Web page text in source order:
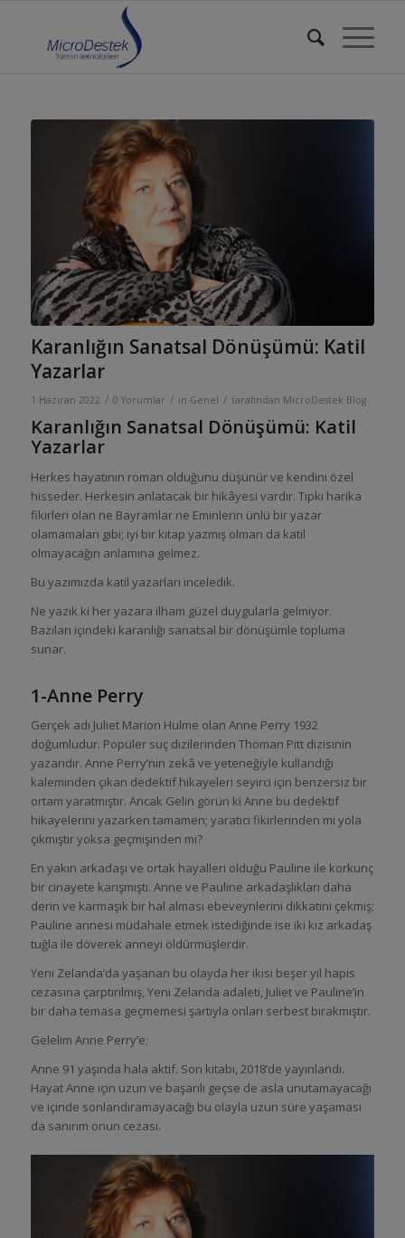
Karanlığın Sanatsal Dönüşümü: Katil
Yazarlar
1 Haziran 2022 / 0 Yorumlar / in Genel / tarafından MicroDestek Blog
Karanlığın Sanatsal Dönüşümü: Katil
Yazarlar
Herkes hayatının roman olduğunu düşünür ve kendini özel
hisseder. Herkesin anlatacak bir hikâyesi vardır. Tıpkı harika
fikirleri olan ne Bayramlar ne Eminlerin ünlü bir yazar
olamamaları gibi; iyi bir kitap yazmış olman da katil
olmayacağın anlamına gelmez.
Bu yazımızda katil yazarları inceledik.
Ne yazık ki her yazara ilham güzel duygularla gelmiyor.
Bazıları içindeki karanlığı sanatsal bir dönüşümle topluma
sunar.
1-Anne Perry
Gerçek adı Juliet Marion Hulme olan Anne Perry 1932
doğumludur. Popüler suç dizilerinden Thoman Pitt dizisinin
yazarıdır. Anne Perry’nin zekâ ve yeteneğiyle kullandığı
kaleminden çıkan dedektif hikayeleri seyirci için benzersiz bir
ortam yaratmıştır. Ancak Gelin görün ki Anne bu dedektif
hikayelerini yazarken tamamen; yaratıcı fikirlerinden mi yola
çıkmıştır yoksa geçmişinden mi?
En yakın arkadaşı ve ortak hayalleri olduğu Pauline ile korkunç
bir cinayete karışmıştı. Anne ve Pauline arkadaşlıkları daha
derin ve karmaşık bir hal alması ebeveynlerini dikkatini çekmiş;
Pauline annesi müdahale etmek istediğinde ise iki kız arkadaş
tuğla ile döverek anneyi öldürmüşlerdir.
Yeni Zelanda’da yaşanan bu olayda her ikisi beşer yıl hapis
cezasına çarptırılmış, Yeni Zelanda adaleti, Juliet ve Pauline’in
bir daha temasa geçmemesi şartıyla onları serbest bırakmıştır.
Gelelim Anne Perry’e;
Anne 91 yaşında hala aktif. Son kitabı, 2018’de yayınlandı.
Hayat Anne için uzun ve başarılı geçse de asla unutamayacağı
ve içinde sonlandıramayacağı bu olayla uzun süre yaşaması
da sanırım onun cezası.